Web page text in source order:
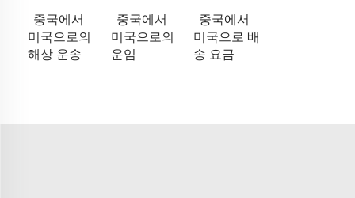
중국에서
미국으로의
해상 운송
중국에서
미국으로의
운임
중국에서
미국으로 배
송 요금